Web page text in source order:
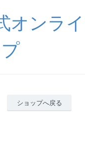
オンライ
ショップへ戻る